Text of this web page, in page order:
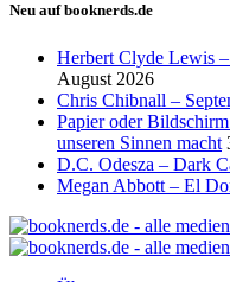
Neu auf booknerds.de
Herbert Clyde Lewis
August 2026
Chris Chibnall –
Papier oder
unseren Sinnen macht
D.C. Odesza – Dark
Megan Abbott – El